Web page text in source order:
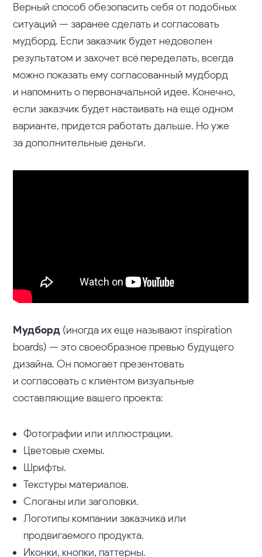
Верный способ обезопасить себя от подобных
ситуаций — заранее сделать и согласовать
мудборд. Если заказчик будет недоволен
результатом и захочет всё переделать, всегда
можно показать ему согласованный мудборд
и напомнить о первоначальной идее. Конечно,
если заказчик будет настаивать на еще одном
варианте, придется работать дальше. Но уже
за дополнительные деньги.
Мудборд (иногда их еще называют inspiration
boards) — это своеобразное превью будущего
дизайна. Он помогает презентовать
и согласовать с клиентом визуальные
составляющие вашего проекта:
Фотографии или иллюстрации.
Цветовые схемы.
Шрифты.
Текстуры материалов.
Слоганы или заголовки.
Логотипы компании заказчика или
продвигаемого продукта.
Иконки, кнопки, паттерны.